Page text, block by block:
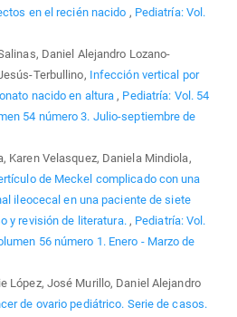
en el recién nacido , Pediatría: Vol.
Daniel Alejandro Lozano-
Terbullino, Infección vertical por
nacido en altura , Pediatría: Vol. 54
54 número 3. Julio-septiembre de
Karen Velasquez, Daniela Mindiola,
de Meckel complicado con una
ileocecal en una paciente de siete
y revisión de literatura. , Pediatría: Vol.
56 número 1. Enero - Marzo de
López, José Murillo, Daniel Alejandro
de ovario pediátrico. Serie de casos.